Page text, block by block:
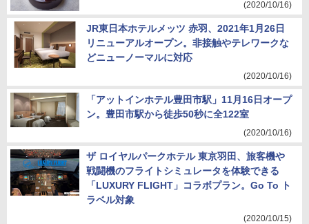
(2020/10/16)
JR東日本ホテルメッツ 赤羽、2021年1月26日
リニューアルオープン。非接触やテレワークな
どニューノーマルに対応
(2020/10/16)
「アットインホテル豊田市駅」11月16日オープ
ン。豊田市駅から徒歩50秒に全122室
(2020/10/16)
ザ ロイヤルパークホテル 東京羽田、旅客機や
戦闘機のフライトシミュレータを体験できる
「LUXURY FLIGHT」コラボプラン。Go To ト
ラベル対象
(2020/10/15)